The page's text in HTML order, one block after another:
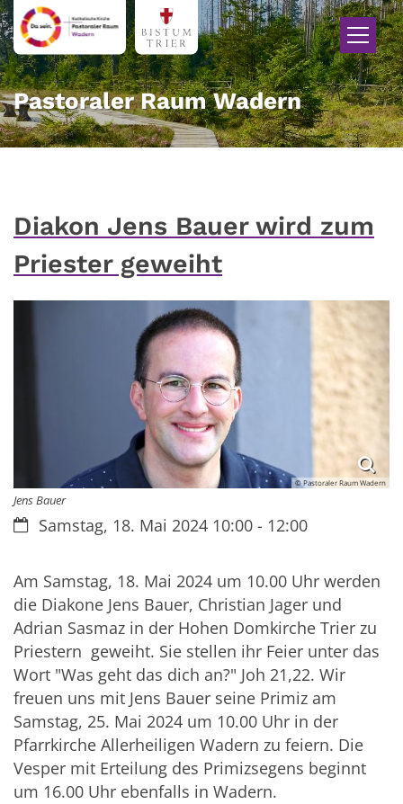
Zum Inhalt springen
Pastoraler Raum Wadern
Diakon Jens Bauer wird zum
Priester geweiht
© Pastoraler Raum Wadern
Jens Bauer
Datum:Samstag, 18. Mai 2024 10:00 - 12:00
Am Samstag, 18. Mai 2024 um 10.00 Uhr werden
die Diakone Jens Bauer, Christian Jager und
Adrian Sasmaz in der Hohen Domkirche Trier zu
Priestern geweiht. Sie stellen ihr Feier unter das
Wort "Was geht das dich an?" Joh 21,22. Wir
freuen uns mit Jens Bauer seine Primiz am
Samstag, 25. Mai 2024 um 10.00 Uhr in der
Pfarrkirche Allerheiligen Wadern zu feiern. Die
Vesper mit Erteilung des Primizsegens beginnt
um 16.00 Uhr ebenfalls in Wadern.